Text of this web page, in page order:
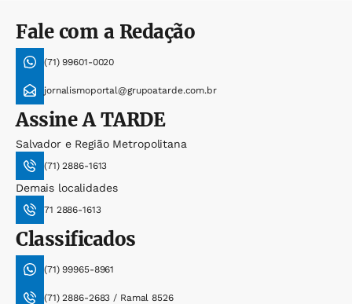
Fale com a Redação
(71) 99601-0020
jornalismoportal@grupoatarde.com.br
AssineA TARDE
Salvador e Região Metropolitana
(71) 2886-1613
Demais localidades
71 2886-1613
Classificados
(71) 99965-8961
(71) 2886-2683 / Ramal 8526